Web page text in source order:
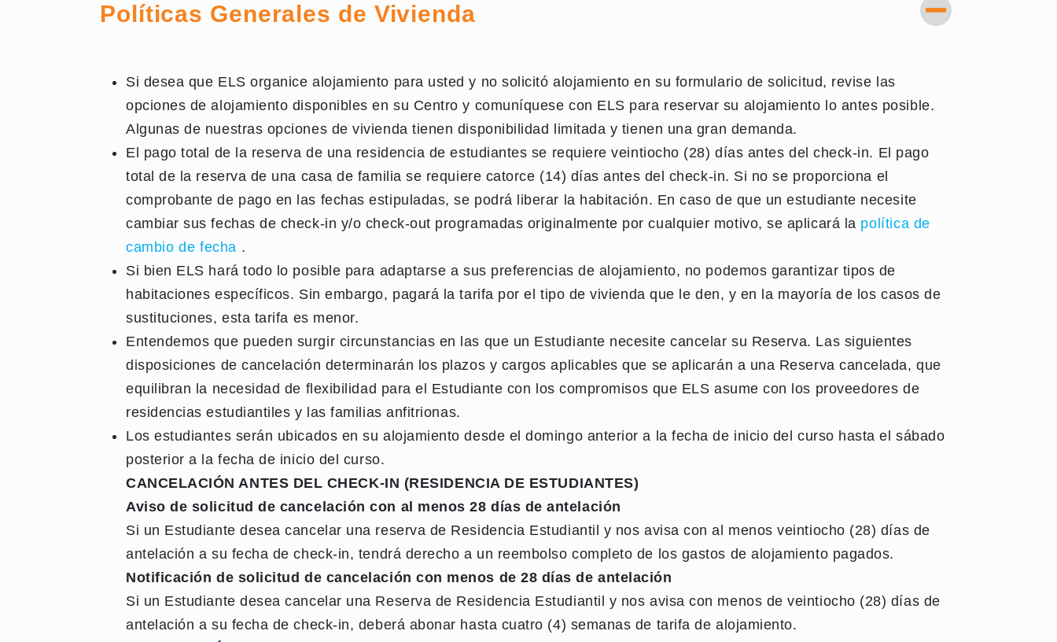
Políticas Generales de Vivienda
Si desea que ELS organice alojamiento para usted y no solicitó alojamiento en su formulario de solicitud, revise las
opciones de alojamiento disponibles en su Centro y comuníquese con ELS para reservar su alojamiento lo antes posible.
Algunas de nuestras opciones de vivienda tienen disponibilidad limitada y tienen una gran demanda.
El pago total de la reserva de una residencia de estudiantes se requiere veintiocho (28) días antes del check-in. El pago
total de la reserva de una casa de familia se requiere catorce (14) días antes del check-in. Si no se proporciona el
comprobante de pago en las fechas estipuladas, se podrá liberar la habitación. En caso de que un estudiante necesite
cambiar sus fechas de check-in y/o check-out programadas originalmente por cualquier motivo, se aplicará la política de
cambio de fecha .
Si bien ELS hará todo lo posible para adaptarse a sus preferencias de alojamiento, no podemos garantizar tipos de
habitaciones específicos. Sin embargo, pagará la tarifa por el tipo de vivienda que le den, y en la mayoría de los casos de
sustituciones, esta tarifa es menor.
Entendemos que pueden surgir circunstancias en las que un Estudiante necesite cancelar su Reserva. Las siguientes
disposiciones de cancelación determinarán los plazos y cargos aplicables que se aplicarán a una Reserva cancelada, que
equilibran la necesidad de flexibilidad para el Estudiante con los compromisos que ELS asume con los proveedores de
residencias estudiantiles y las familias anfitrionas.
Los estudiantes serán ubicados en su alojamiento desde el domingo anterior a la fecha de inicio del curso hasta el sábado
posterior a la fecha de inicio del curso.
CANCELACIÓN ANTES DEL CHECK-IN (RESIDENCIA DE ESTUDIANTES)
Aviso de solicitud de cancelación con al menos 28 días de antelación
Si un Estudiante desea cancelar una reserva de Residencia Estudiantil y nos avisa con al menos veintiocho (28) días de
antelación a su fecha de check-in, tendrá derecho a un reembolso completo de los gastos de alojamiento pagados.
Notificación de solicitud de cancelación con menos de 28 días de antelación
Si un Estudiante desea cancelar una Reserva de Residencia Estudiantil y nos avisa con menos de veintiocho (28) días de
antelación a su fecha de check-in, deberá abonar hasta cuatro (4) semanas de tarifa de alojamiento.